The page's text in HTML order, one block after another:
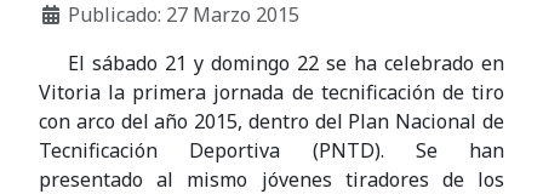
Publicado: 27 Marzo 2015
El sábado 21 y domingo 22 se ha celebrado en
Vitoria la primera jornada de tecnificación de tiro
con arco del año 2015, dentro del Plan Nacional de
Tecnificación Deportiva (PNTD). Se han
presentado al mismo jóvenes tiradores de los